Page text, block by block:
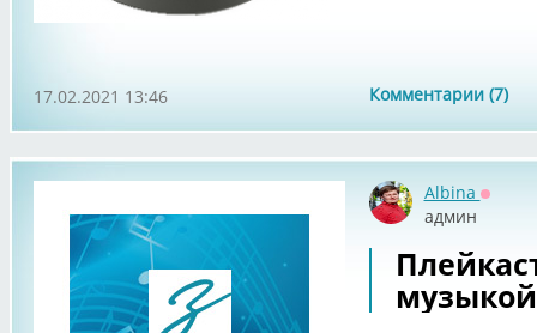
Комментарии (7)
17.02.2021 13:46
Albina
админ